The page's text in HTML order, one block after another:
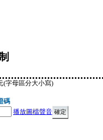
(字母區分大小寫)
碼
播放圖檔聲音